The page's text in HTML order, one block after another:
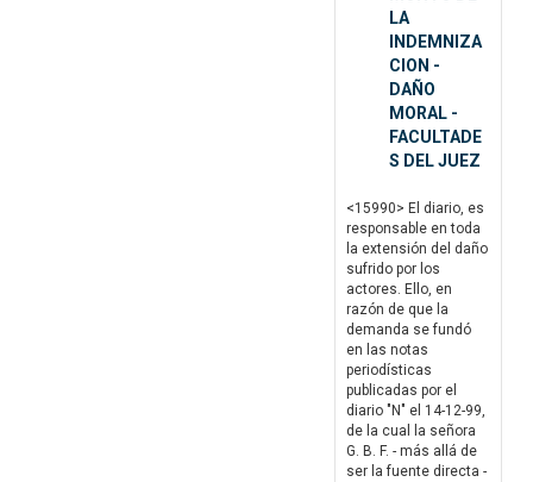
LA
INDEMNIZA
CION -
DAÑO
MORAL -
FACULTADE
S DEL JUEZ
<15990> El diario, es
responsable en toda
la extensión del daño
sufrido por los
actores. Ello, en
razón de que la
demanda se fundó
en las notas
periodísticas
publicadas por el
diario "N" el 14-12-99,
de la cual la señora
G. B. F. - más allá de
ser la fuente directa -